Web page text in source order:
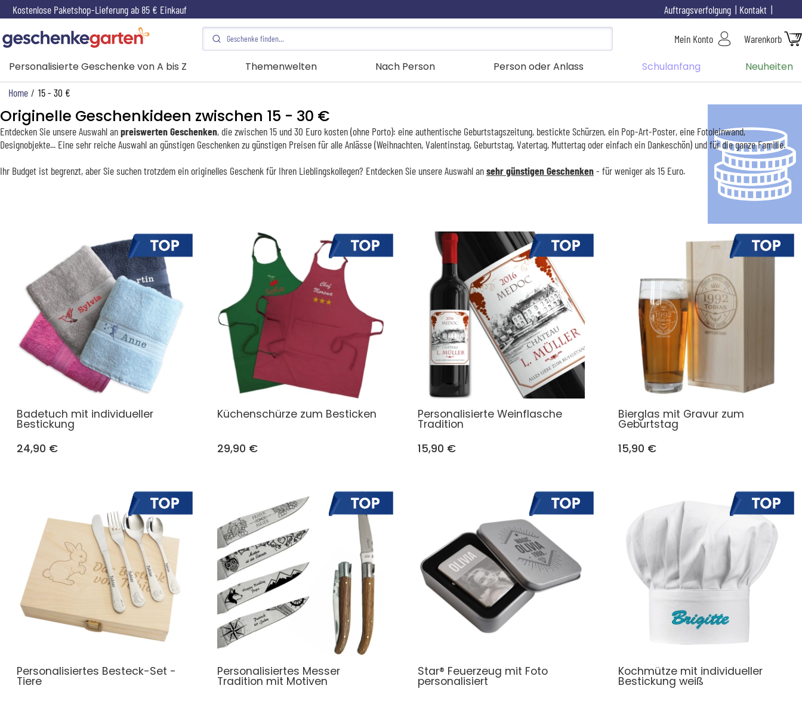
Kostenlose Paketshop-Lieferung ab 85 € Einkauf Kontakt
Auftragsverfolgung
Mein Konto Warenkorb
Personalisierte Geschenke von A bis Z Themenwelten Nach Person Person oder Anlass Schulanfang Neuheiten
Home / 15 - 30 €
Originelle Geschenkideen zwischen 15 - 30 €
Entdecken Sie unsere Auswahl anpreiswerten Geschenken, die zwischen 15 und 30 Euro kosten (ohne Porto): eine authentische Geburtstagszeitung, bestickte Schürzen, ein Pop-Art-Poster, eine Fotoleinwand,
Designobjekte... Eine sehr reiche Auswahl an günstigen Geschenken zu günstigen Preisen für alle Anlässe (Weihnachten, Valentinstag, Geburtstag, Vatertag, Muttertag oder einfach ein Dankeschön) und für die ganze Familie.
Ihr Budget ist begrenzt, aber Sie suchen trotzdem ein originelles Geschenk für Ihren Lieblingskollegen? Entdecken Sie unsere Auswahl ansehr günstigen Geschenken- für weniger als 15 Euro.
Badetuch mit individueller
Bestickung
24,90 €
Küchenschürze zum Besticken
29,90 €
Personalisierte Weinflasche
Tradition
15,90 €
Bierglas mit Gravur zum
Geburtstag
15,90 €
Personalisiertes Besteck-Set -
Tiere
Personalisiertes Messer
Tradition mit Motiven
Star® Feuerzeug mit Foto
personalisiert
Kochmütze mit individueller
Bestickung weiß